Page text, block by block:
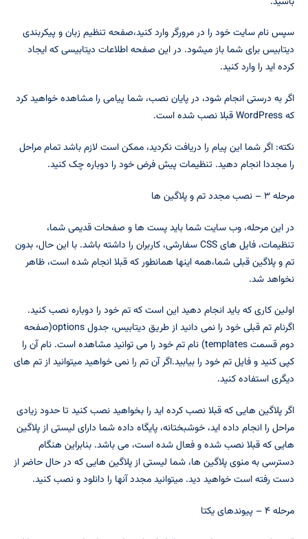
سپس نام سایت خود را در مرورگر وارد کنید،صفحه تنظیم زبان و پیکربندی
دیتابیس برای شما باز میشود. در این صفحه اطلاعات دیتابیسی که ایجاد
کرده اید را وارد کنید.
اگر به درستی انجام شود، در پایان نصب، شما پیامی را مشاهده خواهید کرد
که WordPress قبلا نصب شده است.
نکته: اگر شما این پیام را دریافت نکردید، ممکن است لازم باشد تمام مراحل
را مجددا انجام دهید. تنظیمات پیش فرض خود را دوباره چک کنید.
مرحله ۳ – نصب مجدد تم و پلاگین ها
در این مرحله، وب سایت شما باید پست ها و صفحات قدیمی شما،
تنظیمات، فایل های CSS سفارشی، کاربران را داشته باشد. با این حال، بدون
تم و پلاگین قبلی شما،همه اینها همانطور که قبلا انجام شده است، ظاهر
نخواهد شد.
اولین کاری که باید انجام دهید این است که تم خود را دوباره نصب کنید.
اگرنام تم قبلی خود را نمی دانید از طریق دیتابیس، جدول options(صفحه
دوم قسمت templates) نام تم خود را می توانید مشاهده است. نام آن را
کپی کنید و فایل تم خود را بیابید.اگر آن تم را نمی خواهید میتوانید از تم های
دیگری استفاده کنید.
اگر پلاگین هایی که قبلا نصب کرده اید را بخواهید نصب کنید تا حدود زیادی
مراحل را انجام داده اید، خوشبختانه، پایگاه داده شما دارای لیستی از پلاگین
هایی که قبلا نصب شده و فعال شده است، می باشد. بنابراین هنگام
دسترسی به منوی پلاگین ها، شما لیستی از پلاگین هایی که در حال حاضر از
دست رفته است خواهید دید. میتوانید مجدد آنها را دانلود و نصب کنید.
مرحله ۴ – پیوندهای یکتا